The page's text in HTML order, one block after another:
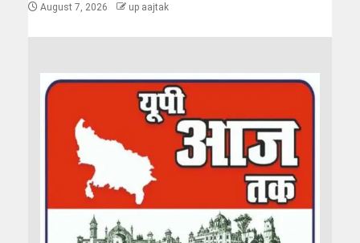
August 7, 2026 up aajtak